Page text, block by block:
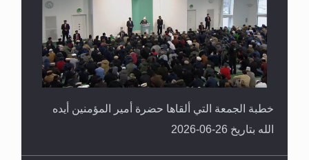
خطبة الجمعة التي ألقاها حضرة أمير المؤمنين أيده
الله بتاريخ 26-06-2026